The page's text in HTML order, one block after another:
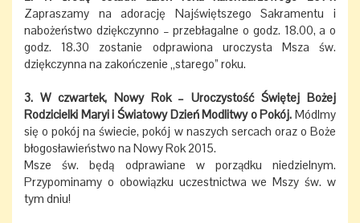
Zapraszamy na adorację Najświętszego Sakramentu i
nabożeństwo dziękczynno – przebłagalne o godz. 18.00, a o
godz. 18.30 zostanie odprawiona uroczysta Msza św.
dziękczynna na zakończenie „starego” roku.
3. W czwartek, Nowy Rok – Uroczystość Świętej Bożej
Rodzicielki Maryi i Światowy Dzień Modlitwy o Pokój. Módlmy
się o pokój na świecie, pokój w naszych sercach oraz o Boże
błogosławieństwo na Nowy Rok 2015.
Msze św. będą odprawiane w porządku niedzielnym.
Przypominamy o obowiązku uczestnictwa we Mszy św. w
tym dniu!